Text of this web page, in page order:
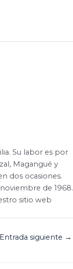
Su labor es por
Magangué y
dos ocasiones.
de 1968.
sitio web
Entrada siguiente →